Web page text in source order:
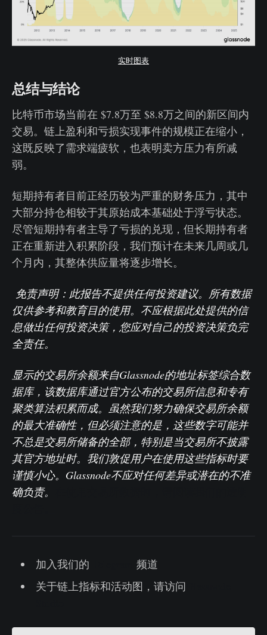
实时图表
总结与结论
比特币市场当前在 $7.8万至 $8.8万之间的新区间内
交易。链上盈利和亏损实现事件的规模正在缩小，
这既反映了需求端疲软，也表明卖方压力有所减
弱。
短期持有者目前正经历较为严重的财务压力，其中
大部分持仓相较于其原始成本基础处于浮亏状态。
尽管短期持有者主导了亏损的兑现，但长期持有者
正在重新进入积累阶段，我们预计在未来几周或几
个月内，其整体供应量将逐步增长。
免责声明：此报告不提供任何投资建议。所有数据
仅供参考和教育目的使用。不应根据此处提供的信
息做出任何投资决策，您应对自己的投资决策负完
全责任。
显示的交易所余额来自Glassnode的地址标签综合数
据库，该数据库通过官方公布的交易所信息和专有
聚类算法积累而成。虽然我们努力确保交易所余额
的最大准确性，但必须注意的是，这些数字可能并
不总是交易所储备的全部，特别是当交易所不披露
其官方地址时。我们敦促用户在使用这些指标时要
谨慎小心。Glassnode不应对任何差异或潜在的不准
确负责。
加入我们的
频道
关于链上指标和活动图，请访问